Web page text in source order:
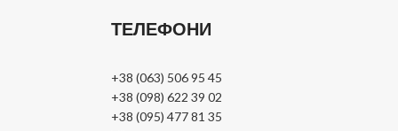
ТЕЛЕФОНИ
+38 (063) 506 95 45
+38 (098) 622 39 02
+38 (095) 477 81 35